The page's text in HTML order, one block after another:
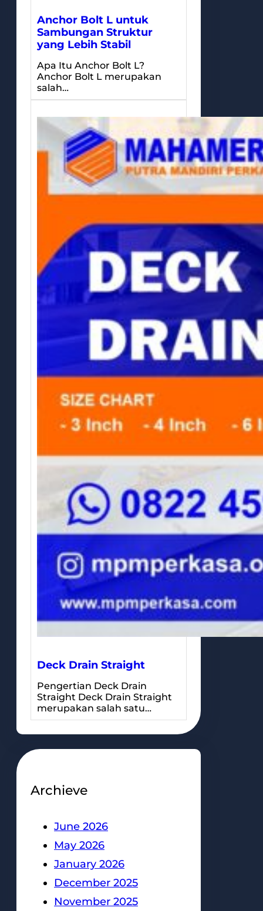
Anchor Bolt L untuk
Sambungan Struktur
yang Lebih Stabil
Apa Itu Anchor Bolt L?
Anchor Bolt L merupakan
salah…
Deck Drain Straight
Pengertian Deck Drain
Straight Deck Drain Straight
merupakan salah satu…
Archieve
June 2026
May 2026
January 2026
December 2025
November 2025